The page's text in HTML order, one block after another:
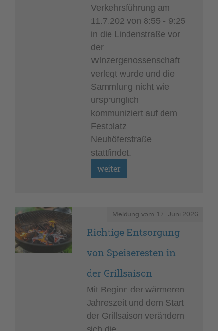
Verkehrsführung am
11.7.202 von 8:55 - 9:25
in die Lindenstraße vor
der
Winzergenossenschaft
verlegt wurde und die
Sammlung nicht wie
ursprünglich
kommuniziert auf dem
Festplatz
Neuhöferstraße
stattfindet.
Meldung vom 17. Juni 2026
Richtige Entsorgung
von Speiseresten in
der Grillsaison
Mit Beginn der wärmeren
Jahreszeit und dem Start
der Grillsaison verändern
sich die